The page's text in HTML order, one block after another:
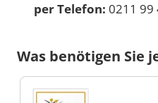
per Telefon: 0211 99
Was benötigen Sie